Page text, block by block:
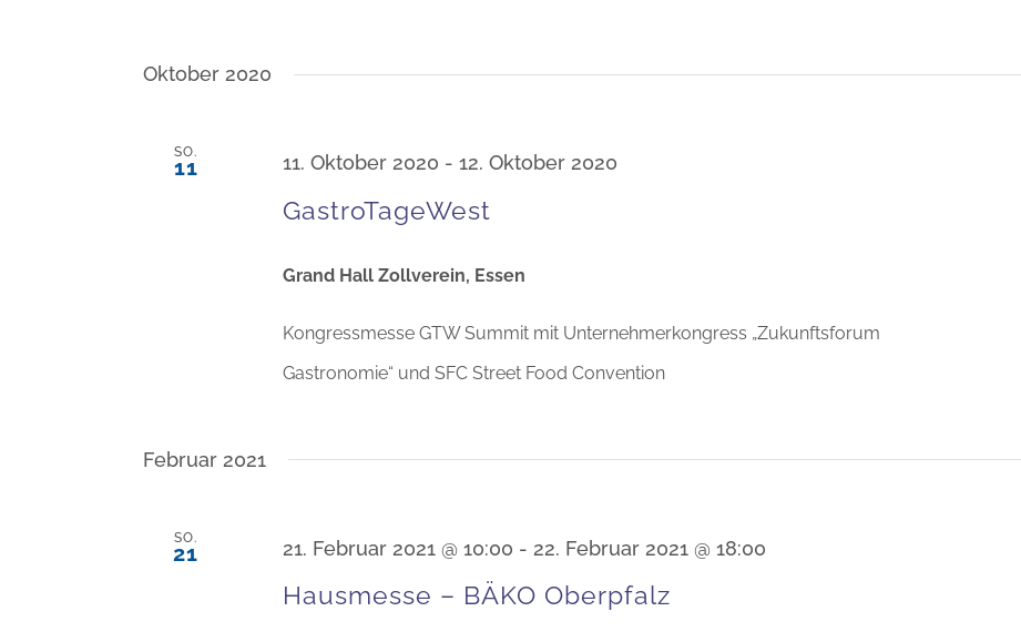
Oktober 2020
SO.
11 11. Oktober 2020 - 12. Oktober 2020
GastroTageWest
Grand Hall Zollverein, Essen
Kongressmesse GTW Summit mit Unternehmerkongress „Zukunftsforum
Gastronomie“ und SFC Street Food Convention
Februar 2021
SO.
21 21. Februar 2021 @ 10:00 - 22. Februar 2021 @ 18:00
Hausmesse – BÄKO Oberpfalz